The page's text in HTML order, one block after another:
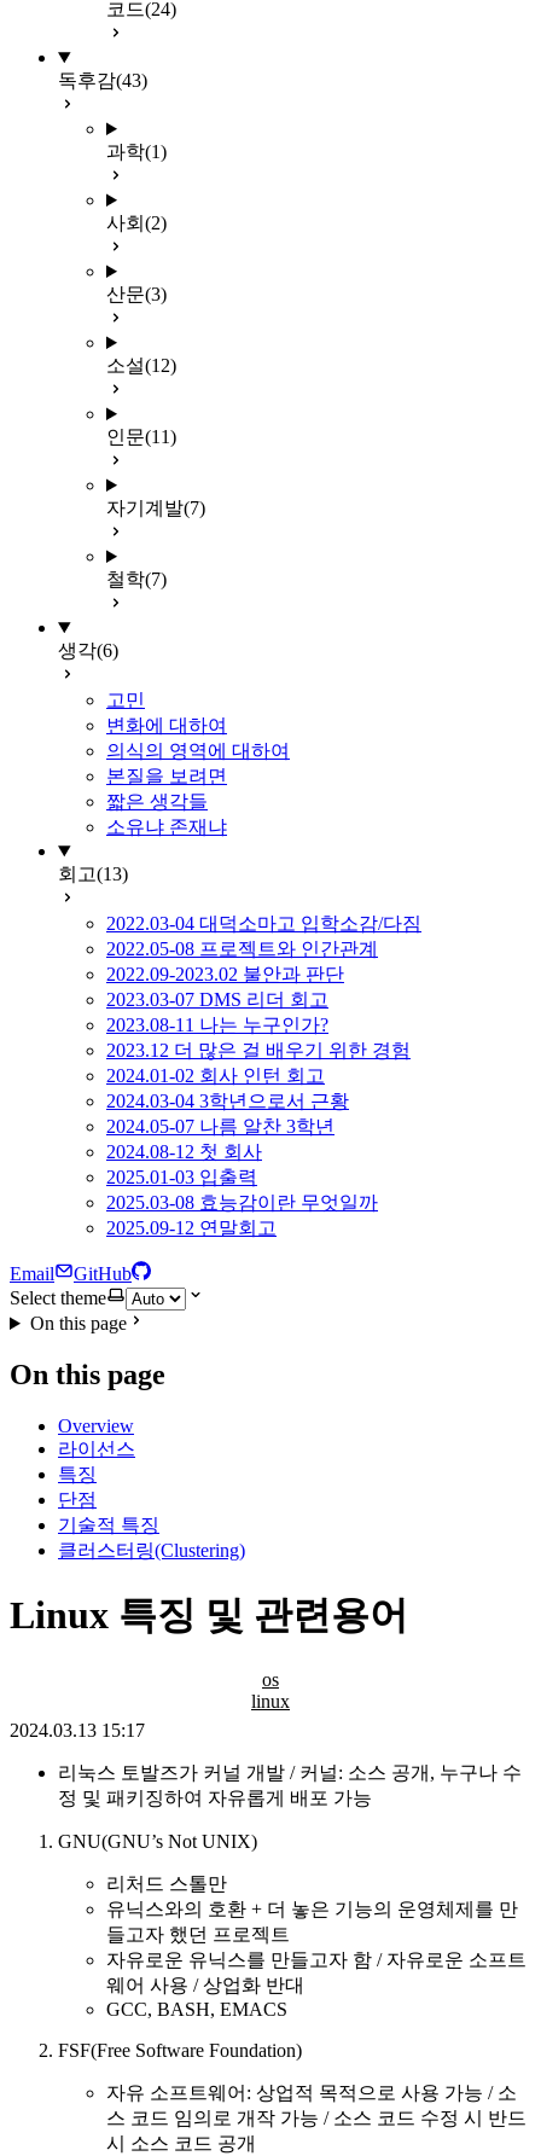
코드(24)
독후감(43)
과학(1)
사회 (2)
산문(3)
소설(12)
인문(11)
자기계발(7)
철학(7)
생각(6)
고민
변화에 대하여
의식의 영역에 대하여
본질을 보려면
짧은 생각들
소유냐 존재냐
회고(13)
2022.03-04 대덕소마고 입학소감/다짐
2022.05-08 프로젝트와 인간관계
2022.09-2023.02 불안과 판단
2023.03-07 DMS 리더 회고
2023.08-11 나는 누구인가?
2023.12 더 많은 걸 배우기 위한 경험
2024.01-02 회사 인턴 회고
2024.03-04 3학년으로서 근황
2024.05-07 나름 알찬 3학년
2024.08-12 첫 회사
2025.01-03 입출력
2025.03-08 효능감이란 무엇일까
2025.09-12 연말회고
Email
GitHub
Select theme
On this page
On this page
Overview
라이선스
특징
단점
기술적 특징
클러스터링(Clustering)
Linux 특징 및 관련용어
os
linux
2024.03.13 15:17
리눅스 토발즈가 커널 개발 / 커널: 소스 공개, 누구나 수
정 및 패키징하여 자유롭게 배포 가능
GNU(GNU’s Not UNIX)
리처드 스톨만
유닉스와의 호환 + 더 놓은 기능의 운영체제를 만
들고자 했던 프로젝트
자유로운 유닉스를 만들고자 함 / 자유로운 소프트
웨어 사용 / 상업화 반대
GCC, BASH, EMACS
FSF(Free Software Foundation)
자유 소프트웨어: 상업적 목적으로 사용 가능 / 소
스 코드 임의로 개작 가능 / 소스 코드 수정 시 반드
시 소스 코드 공개